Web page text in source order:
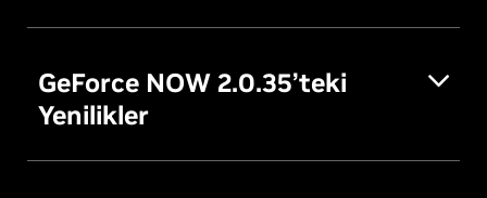
GeForce NOW 2.0.35’teki
Yenilikler